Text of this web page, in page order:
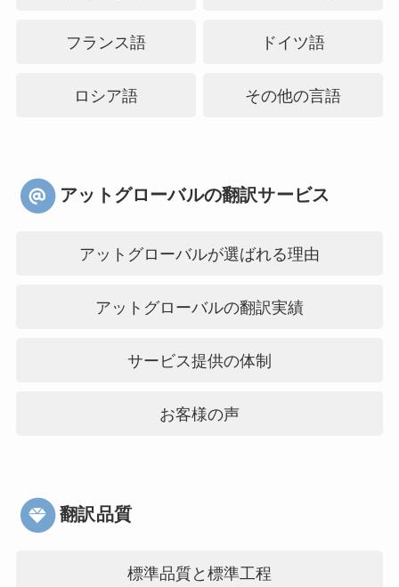
フランス語 ドイツ語
ロシア語 その他の言語
アットグローバルの翻訳サービス
アットグローバルが選ばれる理由
アットグローバルの翻訳実績
サービス提供の体制
お客様の声
翻訳品質
標準品質と標準工程